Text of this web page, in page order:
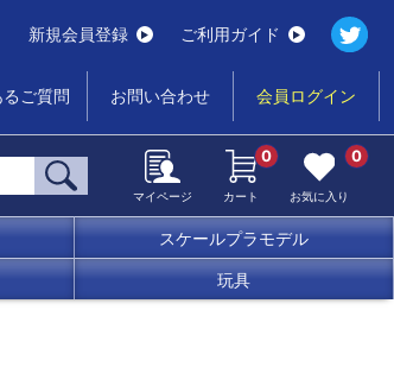
新規会員登録 ご利用ガイド
るご質問 お問い合わせ 会員ログイン
マイページ カート
0
お気に入り
0
スケールプラモデル
玩具